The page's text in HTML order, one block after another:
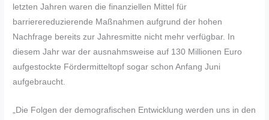
letzten Jahren waren die finanziellen Mittel für
barrierereduzierende Maßnahmen aufgrund der hohen
Nachfrage bereits zur Jahresmitte nicht mehr verfügbar. In
diesem Jahr war der ausnahmsweise auf 130 Millionen Euro
aufgestockte Fördermitteltopf sogar schon Anfang Juni
aufgebraucht.
„Die Folgen der demografischen Entwicklung werden uns in den